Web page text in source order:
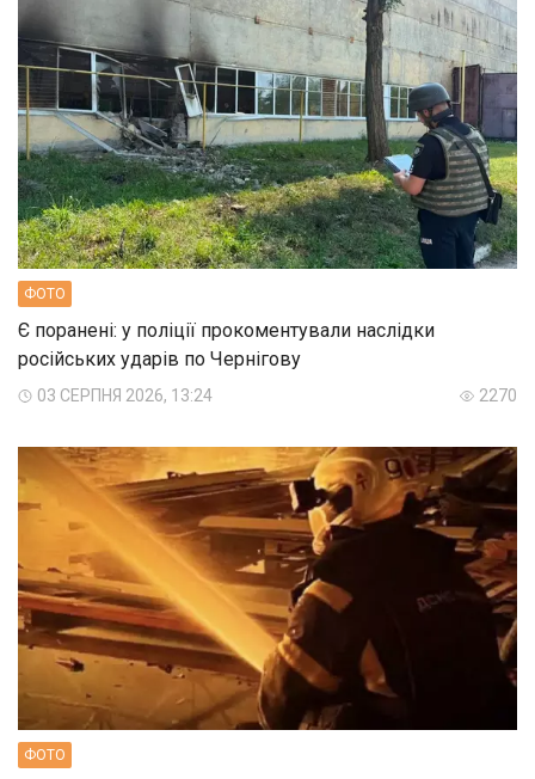
ФОТО
Є поранені: у поліції прокоментували наслідки
російських ударів по Чернігову
03 СЕРПНЯ 2026, 13:24 2270
ФОТО